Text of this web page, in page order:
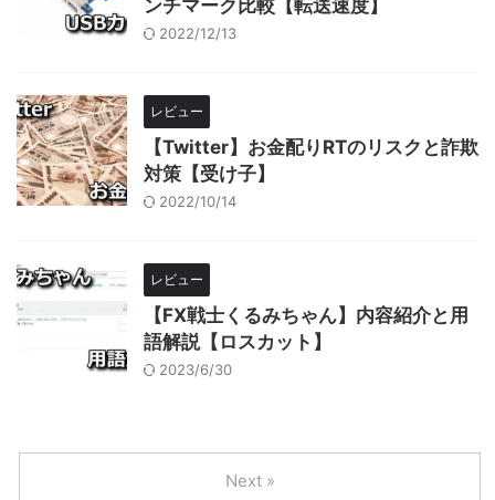
ンチマーク比較【転送速度】
2022/12/13
レビュー
【Twitter】お金配りRTのリスクと詐欺
対策【受け子】
2022/10/14
レビュー
【FX戦士くるみちゃん】内容紹介と用
語解説【ロスカット】
2023/6/30
Next »